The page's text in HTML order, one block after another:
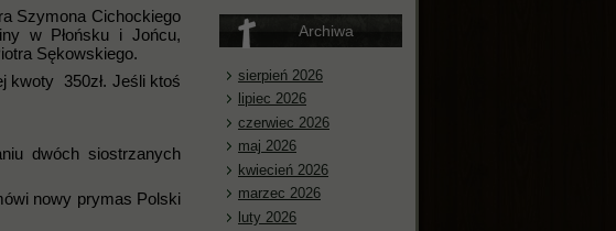
Szymona Cichockiego
w Płońsku i Jońcu,
Sękowskiego.
kwoty 350zł. Jeśli ktoś
dwóch siostrzanych
nowy prymas Polski
Archiwa
sierpień 2026
lipiec 2026
czerwiec 2026
maj 2026
kwiecień 2026
marzec 2026
luty 2026